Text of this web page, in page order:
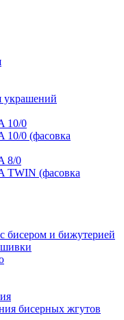
украшений
10/0
10/0 (фасовка
8/0
TWIN (фасовка
бисером и бижутерией
бисерных жгутов